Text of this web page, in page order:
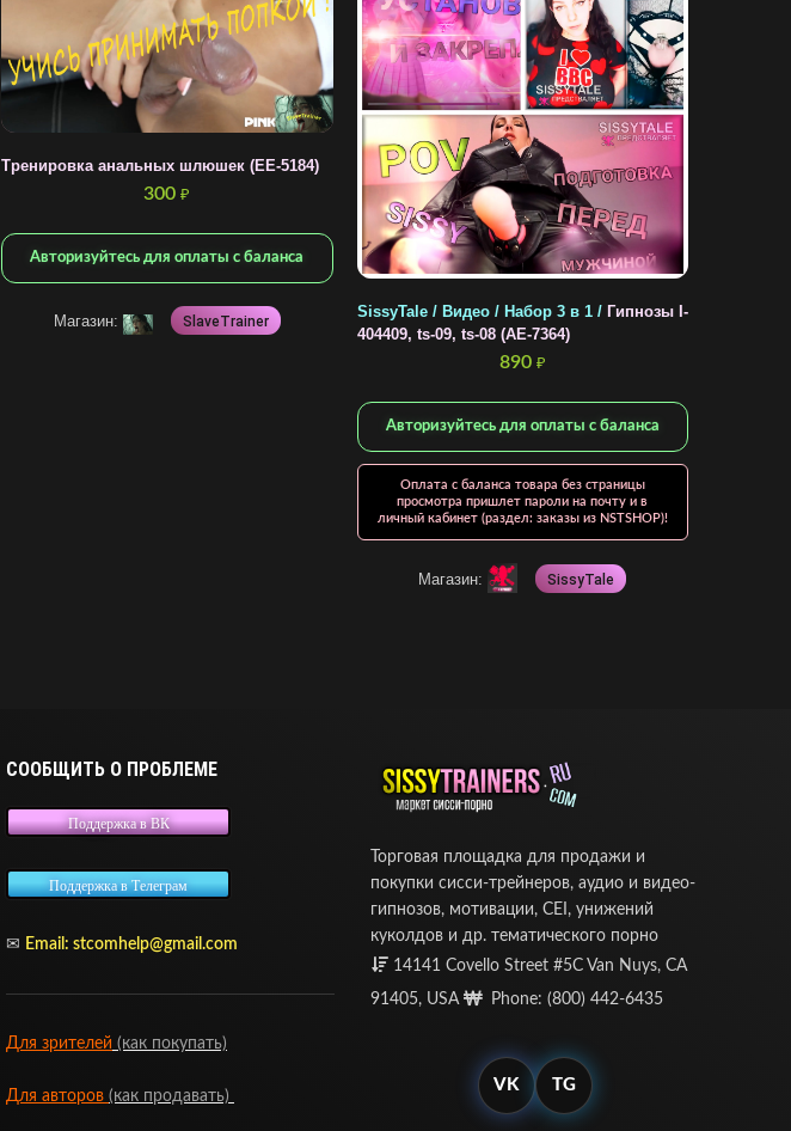
Тренировка анальных шлюшек (EE-5184)
300₽
Авторизуйтесь для оплаты с баланса
Магазин: SlaveTrainer
SissyTale / Видео / Набор 3 в 1 / Гипнозы I-
404409, ts-09, ts-08 (AE-7364)
890 ₽
Авторизуйтесь для оплаты с баланса
Оплата с баланса товара без страницы
просмотра пришлет пароли на почту и в
личный кабинет (раздел: заказы из NSTSHOP)!
Магазин: SissyTale
СООБЩИТЬ О ПРОБЛЕМЕ
Поддержка в ВК
Поддержка в Телеграм
✉ Email: stcomhelp@gmail.com
Для зрителей (как покупать)
Для авторов (как продавать)
Торговая площадка для продажи и
покупки сисси-трейнеров, аудио и видео-
гипнозов, мотивации, CEI, унижений
куколдов и др. тематического порно
14141 Covello Street #5C Van Nuys, CA
91405, USA
Phone: (800) 442-6435
VK TG